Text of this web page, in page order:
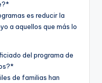
es reducir la
a aquellos que más lo
del programa de
de familias han